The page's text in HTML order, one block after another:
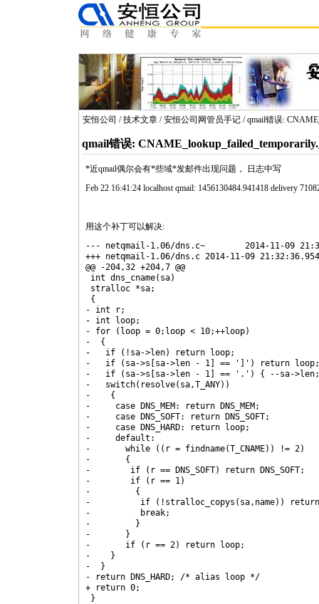
安恒公司 /技术文章 /安恒公司网管员手记 / qmail错误:
qmail错误:
*近qmail偶尔会有*些域*发邮件出现问题， 日志中写
Feb 22 16:41:24 localhostqmail: 1456130484.941418 delivery
用这个补丁可以解决:
--- netqmail -1.06/dns.c~	2014-11-09 21:30:43.000000000 +0100
+++ netqmail -1.06/dns.c	2014-11-09 21:32:36.954314782 +0100
@@ -204,32 +204,7 @@
int dns_ cname(sa)
stralloc *sa;
{
- int r;
- int loop;
- for (loop = 0;loop < 10;++loop)
-  {
-   if (!sa->len) return loop;
-   if (sa->s[sa->len - 1] == ']') return loop;
-   if (sa->s[sa->len - 1] == '.') { --sa-
-   switch(resolve(sa,T_ANY))
-    {
-     case DNS_MEM: return DNS_MEM;
-     case DNS_SOFT: return DNS_SOFT;
-     case DNS_HARD: return loop;
-     default:
-       while ((r = findname(T_CNAME)) != 2)
-	{
-	 if (r == DNS_SOFT) return DNS_SOFT;
-	 if (r == 1)
-	  {
-	   if (!stralloc_copys(sa,name)) return DNS_MEM;
-	   break;
-	  }
-	}
-       if (r == 2) return loop;
-    }
-  }
- return DNS_HARD; /* alias loop */
+ return 0;
}